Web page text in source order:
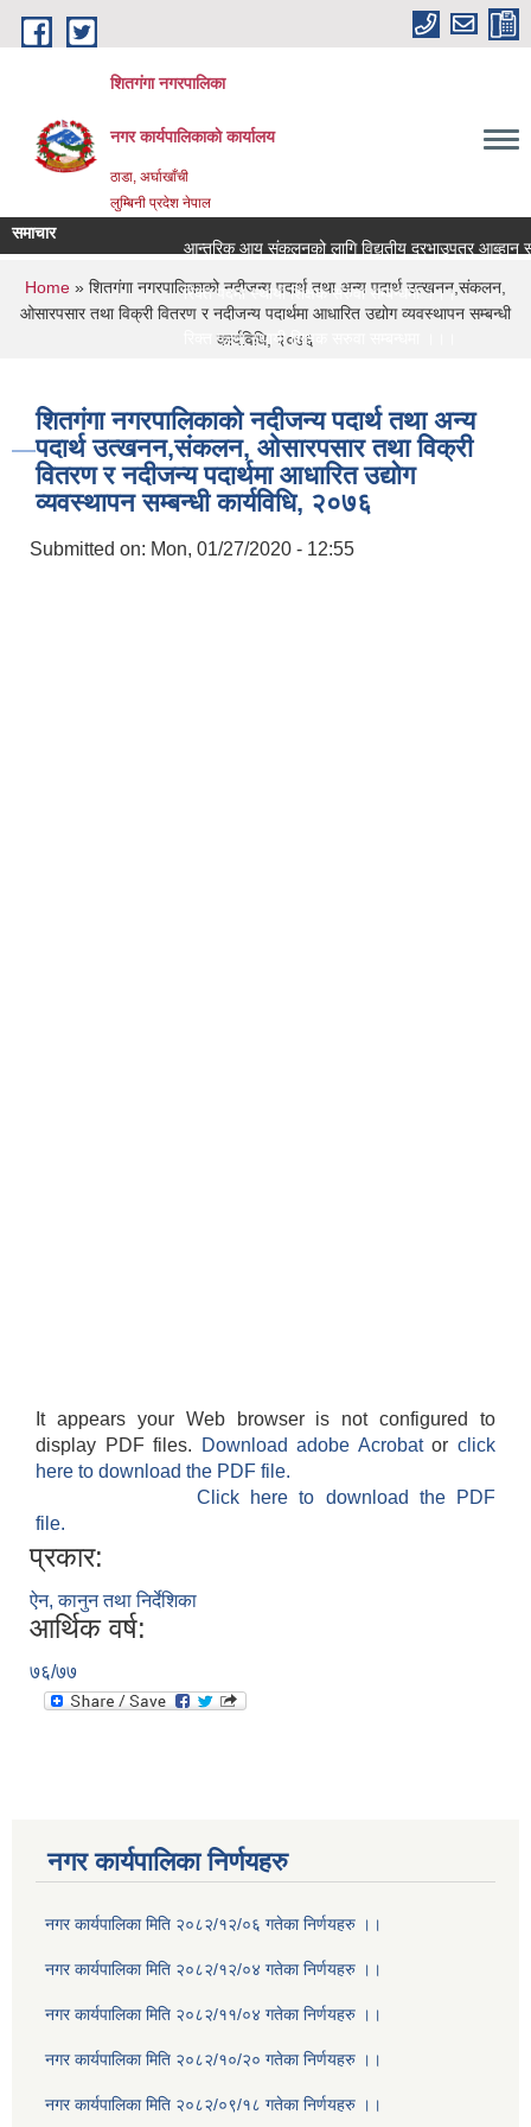
Skip to main content
शितगंगा नगरपालिका
नगर कार्यपालिकाकाे कार्यालय
ठाडा, अर्घाखाँची
लुम्बिनी प्रदेश नेपाल
समाचार
आन्तरिक आय संकलनको लागि विद्युतीय दरभाउपत्र आब्हान
रिक्त पदमा स्थायी शिक्षक सरुवा सम्बन्धमा ।।।
रिक्त पदमा स्थायी शिक्षक सरुवा सम्बन्धमा ।।।
You are here
Home » शितगंगा नगरपालिकाको नदीजन्य पदार्थ तथा अन्य पदार्थ उत्खनन,संकलन,
ओसारपसार तथा विक्री वितरण र नदीजन्य पदार्थमा आधारित उद्योग व्यवस्थापन सम्बन्धी
कार्यविधि, २०७६
शितगंगा नगरपालिकाको नदीजन्य पदार्थ तथा अन्य
पदार्थ उत्खनन,संकलन, ओसारपसार तथा विक्री
वितरण र नदीजन्य पदार्थमा आधारित उद्योग
व्यवस्थापन सम्बन्धी कार्यविधि, २०७६
Submitted on: Mon, 01/27/2020 - 12:55
It appears your Web browser is not configured to
display PDF files.
Download adobe Acrobatorclick
here to download the PDF file.
Click here to download the PDF
file.
प्रकार:
ऐन, कानुन तथा निर्देशिका
आर्थिक वर्ष:
७६/७७
नगर कार्यपालिका निर्णयहरु
नगर कार्यपालिका मिति २०८२/१२/०६ गतेका निर्णयहरु ।।
नगर कार्यपालिका मिति २०८२/१२/०४ गतेका निर्णयहरु ।।
नगर कार्यपालिका मिति २०८२/११/०४ गतेका निर्णयहरु ।।
नगर कार्यपालिका मिति २०८२/१०/२० गतेका निर्णयहरु ।।
नगर कार्यपालिका मिति २०८२/०९/१८ गतेका निर्णयहरु ।।